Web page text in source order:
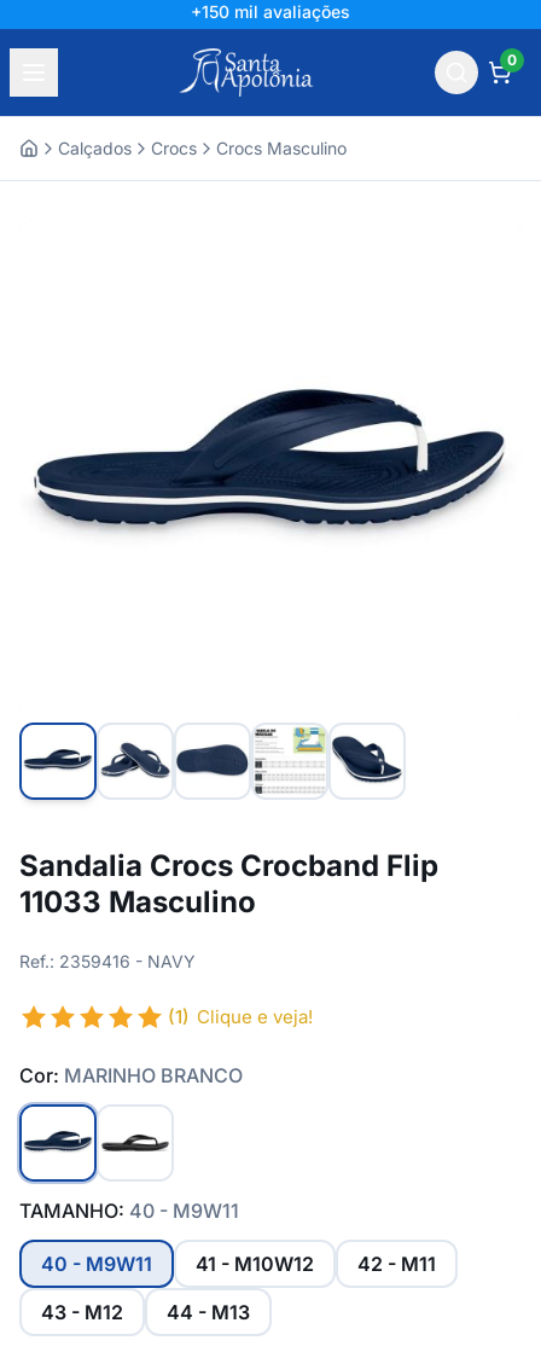
+150 mil avaliações
0
Calçados Crocs Crocs Masculino
Sandalia Crocs Crocband Flip
11033 Masculino
Ref.: 2359416 - NAVY
(1) Clique e veja!
Cor: MARINHO BRANCO
TAMANHO: 40 - M9W11
40 - M9W11 41 - M10W12
42 - M11
43 - M12
44 - M13